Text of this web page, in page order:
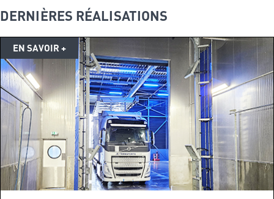
DERNIÈRES RÉALISATIONS